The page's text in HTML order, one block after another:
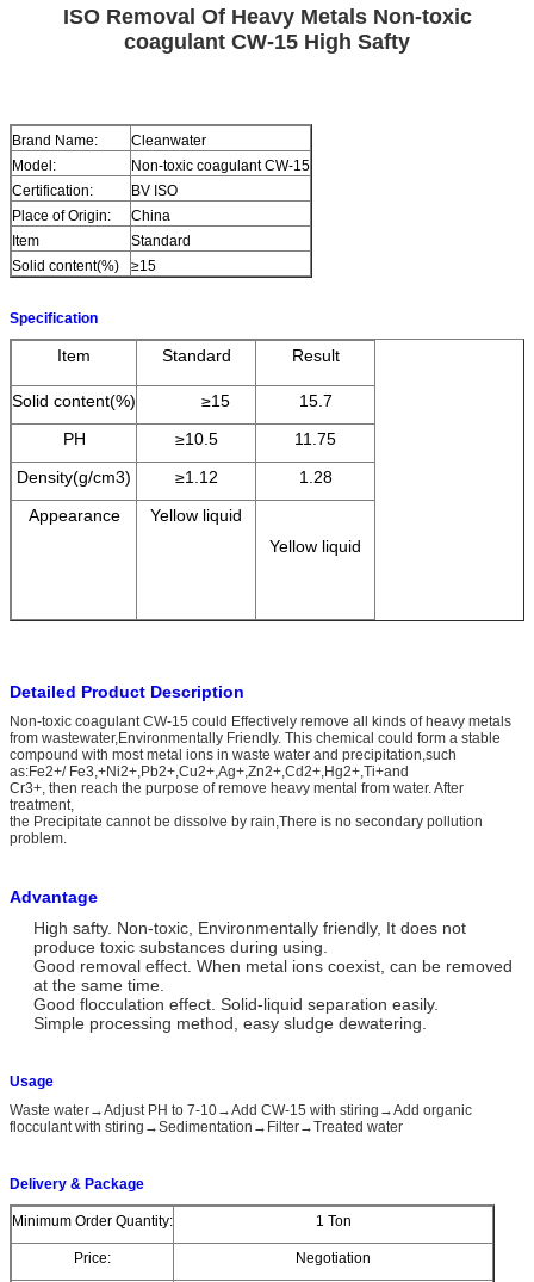
ISO Removal Of Heavy Metals Non-toxic
coagulant CW-15 High Safty
Brand Name:
Cleanwater
Model:
Non-toxic coagulant CW-15
Certification:
BV ISO
Place of Origin:
China
Item
Standard
Solid content(%)
≥15
Specification
Item Standard Result
Solid content(%) ≥15
15.7
PH
≥10.5
11.75
Density(g/cm3)
≥1.12
1.28
Appearance
Yellow liquid
Yellow liquid
Detailed Product Description
Non-toxic coagulant CW-15 could Effectively remove all kinds of heavy metals
from wastewater,Environmentally Friendly. This chemical could form a stable
compound with most metal ions in waste water and precipitation,such
as:Fe2+/ Fe3,+Ni2+,Pb2+,Cu2+,Ag+,Zn2+,Cd2+,Hg2+,Ti+and
Cr3+, then reach the purpose of remove heavy mental from water. After
treatment,
the Precipitate cannot be dissolve by rain,There is no secondary pollution
problem.
Advantage
High safty. Non-toxic, Environmentally friendly, It does not
produce toxic substances during using.
Good removal effect. When metal ions coexist, can be removed
at the same time.
Good flocculation effect. Solid-liquid separation easily.
Simple processing method, easy sludge dewatering.
Usage
Waste water→Adjust PH to 7-10→Add CW-15 with stiring→Add organic
flocculant with stiring→Sedimentation→Filter→Treated water
Delivery & Package
Minimum Order Quantity: 1 Ton
Price: Negotiation